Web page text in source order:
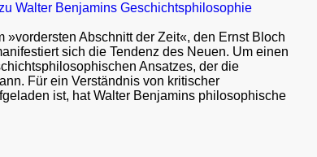
Walter Benjamins Geschichtsphilosophie
Abschnitt der Zeit«, den Ernst Bloch
sich die Tendenz des Neuen. Um einen
Ansatzes, der die
Für ein Verständnis von kritischer
ist, hat Walter Benjamins philosophische